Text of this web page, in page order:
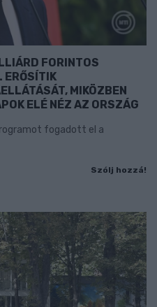
FORINTOS
ERŐSÍTIK
MIKÖZBEN
ELÉ NÉZ AZ ORSZÁG
fogadott el a
Szólj hozzá!